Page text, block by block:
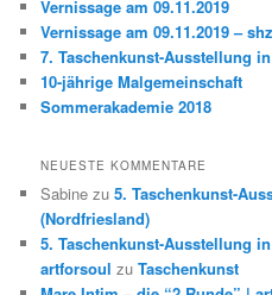
n
Vernissage am 09.11.2019
Vernissage am 09.11.2019 –
7. Taschenkunst-Ausstellung
10-jährige Malgemeinschaft
Sommerakademie 2018
NEUESTE KOMMENTARE
Sabine zu5. Taschenkunst-
(Nordfriesland)
5. Taschenkunst-Ausstellung
artforsoul zuTaschenkunst